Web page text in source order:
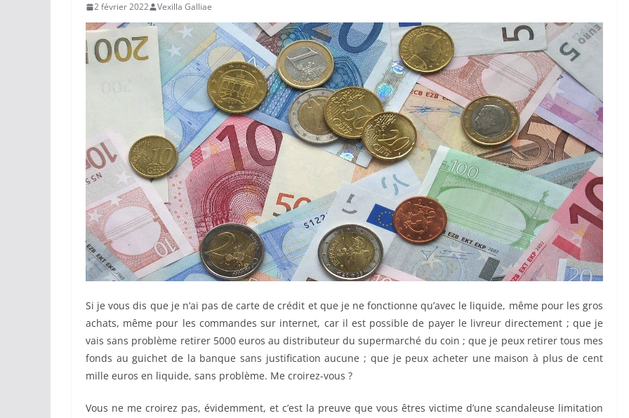
2 février 2022 Vexilla Galliae
Si je vous dis que je n’ai pas de carte de crédit et que je ne fonctionne qu’avec le liquide, même pour les gros
achats, même pour les commandes sur internet, car il est possible de payer le livreur directement ; que je
vais sans problème retirer 5000 euros au distributeur du supermarché du coin ; que je peux retirer tous mes
fonds au guichet de la banque sans justification aucune ; que je peux acheter une maison à plus de cent
mille euros en liquide, sans problème. Me croirez-vous ?
Vous ne me croirez pas, évidemment, et c’est la preuve que vous êtres victime d’une scandaleuse limitation